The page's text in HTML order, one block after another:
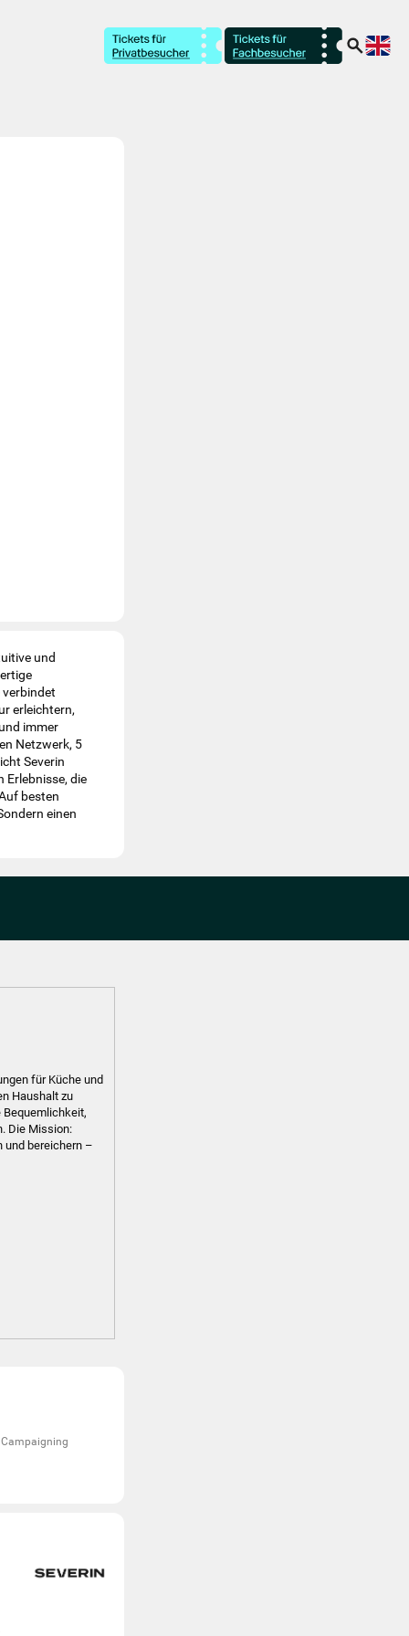
und
erleichtern,
immer
Netzwerk, 5
Severin
Erlebnisse, die
besten
einen
für Küche und
Haushalt zu
Bequemlichkeit,
Die Mission:
und bereichern –